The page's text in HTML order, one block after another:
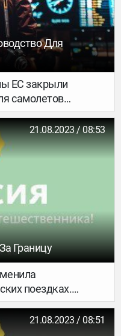
Для
ЕС закрыли
самолетов
тех пор они не могут
на
но и выстраивать
для
страной —
21.08.2023 / 08:53
Границу
поездках.
родной страны
однако сейчас
21.08.2023 / 08:51